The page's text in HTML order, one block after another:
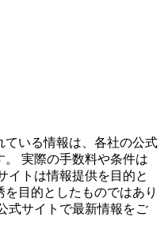
ている情報は、各社の公式
実際の手数料や条件は
イトは情報提供を目的と
目的としたものではあり
式サイトで最新情報をご